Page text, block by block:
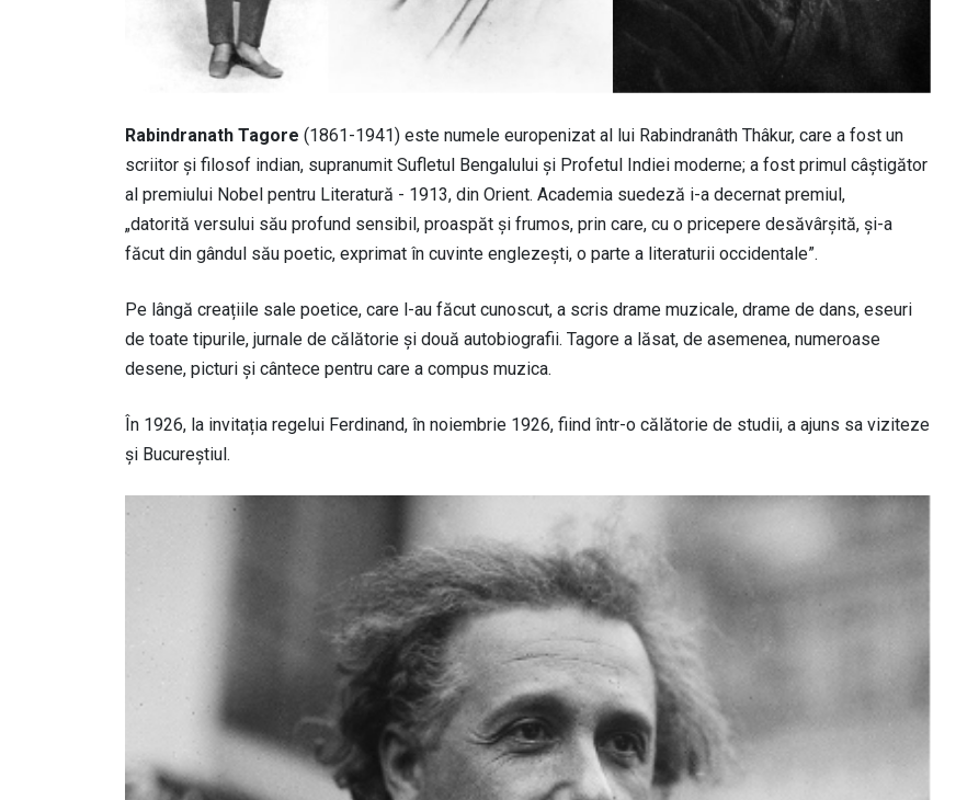
Rabindranath Tagore (1861-1941) este numele europenizat al lui Rabindranâth Thâkur, care a fost un
scriitor și filosof indian, supranumit Sufletul Bengalului și Profetul Indiei moderne; a fost primul câștigător
al premiului Nobel pentru Literatură - 1913, din Orient. Academia suedeză i-a decernat premiul,
„datorită versului său profund sensibil, proaspăt și frumos, prin care, cu o pricepere desăvârșită, și-a
făcut din gândul său poetic, exprimat în cuvinte englezești, o parte a literaturii occidentale”.
Pe lângă creațiile sale poetice, care l-au făcut cunoscut, a scris drame muzicale, drame de dans, eseuri
de toate tipurile, jurnale de călătorie și două autobiografii. Tagore a lăsat, de asemenea, numeroase
desene, picturi și cântece pentru care a compus muzica.
În 1926, la invitația regelui Ferdinand, în noiembrie 1926, fiind într-o călătorie de studii, a ajuns sa viziteze
și Bucureștiul.
Image